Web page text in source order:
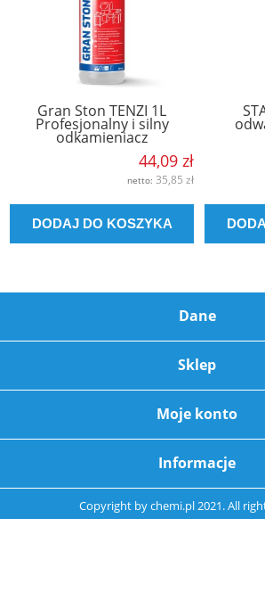
Gran Ston TENZI 1L
Profesjonalny i silny
odkamieniacz
44,09 zł
netto: 35,85 zł
DODAJ DO KOSZYKA
Dane
Sklep
Moje konto
Informacje
Copyright bychemi.pl2021. All